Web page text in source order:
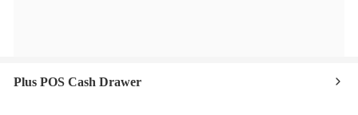
Plus POS Cash Drawer